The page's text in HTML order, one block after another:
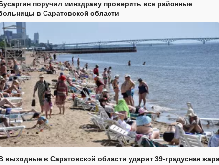
поручил минздраву проверить все районные
в Саратовской области
выходные в Саратовской области ударит 39-градусная жара